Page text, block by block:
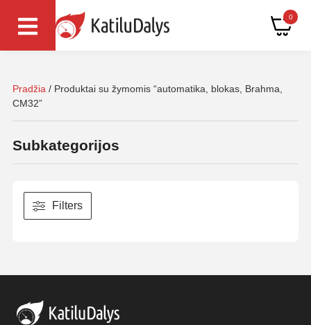
0
Pradžia / Produktai su žymomis “automatika, blokas, Brahma,
CM32”
Subkategorijos
Filters